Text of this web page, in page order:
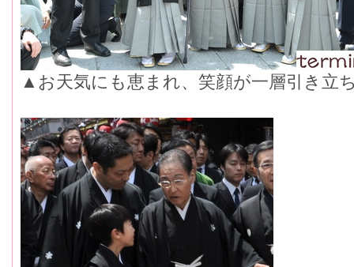
▲お天気にも恵まれ、笑顔が一層引き立